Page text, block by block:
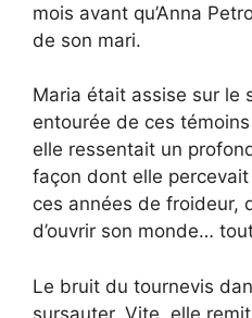
mois avant qu’Anna
de son mari.
Maria était assise sur le
entourée de ces
elle ressentait un
façon dont elle
ces années de froideur,
d’ouvrir son monde…
Le bruit du tournevis
sursauter. Vite, elle